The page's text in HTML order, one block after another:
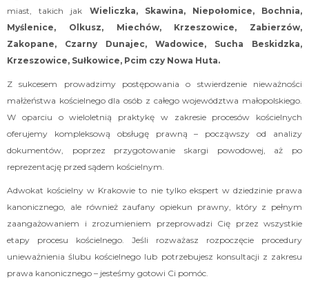
miast, takich jak Wieliczka, Skawina, Niepołomice, Bochnia,
Myślenice, Olkusz, Miechów, Krzeszowice, Zabierzów,
Zakopane, Czarny Dunajec, Wadowice, Sucha Beskidzka,
Krzeszowice, Sułkowice, Pcim czy Nowa Huta.
Z sukcesem prowadzimy postępowania o stwierdzenie nieważności
małżeństwa kościelnego dla osób z całego województwa małopolskiego.
W oparciu o wieloletnią praktykę w zakresie procesów kościelnych
oferujemy kompleksową obsługę prawną – począwszy od analizy
dokumentów, poprzez przygotowanie skargi powodowej, aż po
reprezentację przed sądem kościelnym.
Adwokat kościelny w Krakowie to nie tylko ekspert w dziedzinie prawa
kanonicznego, ale również zaufany opiekun prawny, który z pełnym
zaangażowaniem i zrozumieniem przeprowadzi Cię przez wszystkie
etapy procesu kościelnego. Jeśli rozważasz rozpoczęcie procedury
unieważnienia ślubu kościelnego lub potrzebujesz konsultacji z zakresu
prawa kanonicznego – jesteśmy gotowi Ci pomóc.